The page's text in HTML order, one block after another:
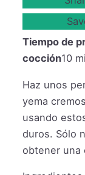
Tiempo de
cocción10
Haz unos
yema
usando
duros. Sólo
obtener una